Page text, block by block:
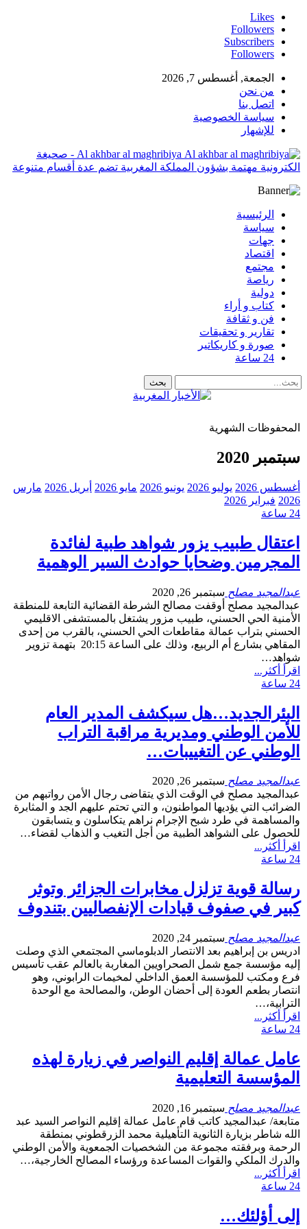
Likes
Followers
Subscribers
Followers
الجمعة, أغسطس 7, 2026
من نحن
اتصل بنا
سياسة الخصوصية
للإشهار
Al akhbar al maghribiya - صحيغة
الكترونية مهتمة بشؤون المملكة المغربية تضم عدة أقسام متنوعة
الرئيسية
سياسة
جهات
اقتصاد
مجتمع
رياصة
دولية
كتاب و أراء
فن و ثقافة
تقارير و تحقيقات
صورة و كاريكاتير
24 ساعة
المحفوظات الشهرية
سبتمبر 2020
أغسطس 2026 يوليو 2026 يونيو 2026 مايو 2026 أبريل 2026
مارس
2026 فبراير 2026
24 ساعة
اعتقال طبيب يزور شواهد طبية لفائدة
المجرمين وضحايا حوادث السير الوهمية
عبدالمجيد مصلح سبتمبر 26, 2020
عبدالمجيد مصلح أوقفت مصالح الشرطة القضائية التابعة للمنطقة
الأمنية الحي الحسني، طبيب مزور يشتغل بالمستشفى الاقليمي
الحسني بتراب عمالة مقاطعات الحي الحسني، بالقرب من إحدى
المقاهي بشارع أم الربيع، وذلك على الساعة 20:15 بتهمة تزوير
شواهد…
اقرأ أكثر...
24 ساعة
البئرالجديد…هل سيكشف المدير العام
للأمن الوطني ومديرية مراقبة التراب
الوطني عن التغييبات…
عبدالمجيد مصلح سبتمبر 26, 2020
عبدالمجيد مصلح في الوقت الذي يتقاضى رجال الأمن رواتبهم من
الضرائب التي يؤديها المواطنون، و التي تحتم عليهم الجد و المثابرة
والمساهمة في طرد شبح الإجرام نراهم يتكاسلون و يتسابقون
للحصول على الشواهد الطبية من أجل التغيب و الذهاب لقضاء…
اقرأ أكثر...
24 ساعة
رسالة قوية تزلزل مخابرات الجزائر وتوثر
كبير في صفوف قيادات الإنفصاليين بتندوف
عبدالمجيد مصلح سبتمبر 24, 2020
ادريس بن إبراهيم بعد الانتصار الدبلوماسي المجتمعي الذي وصلت
إليه مؤسسة جمع شمل الصحراويين المغاربة بالعالم عقب تأسيس
فرع ومكتب للمؤسسة العمق الداخلي لمخيمات الرابوني، وهو
انتصار بطعم العودة إلى أحضان الوطن، والمصالحة مع الوحدة
الترابية،…
اقرأ أكثر...
24 ساعة
عامل عمالة إقليم النواصر في زيارة لهذه
المؤسسة التعليمية
عبدالمجيد مصلح سبتمبر 16, 2020
متابعة/ عبدالمجيد كاتب قام عامل عمالة إقليم النواصر السيد عبد
الله شاطر بزيارة الثانوية التأهيلية محمد الزرقطوني بمنطقة
الرحمة وبرفقته مجموعة من الشخصيات الجمعوية والأمن الوطني
والدرك الملكي والقوات المساعدة ورؤساء المصالح الخارجية،…
اقرأ أكثر...
24 ساعة
إلى أؤلئك…